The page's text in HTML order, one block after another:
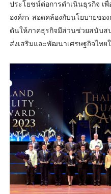
ประโยชน์ต่อการดำเนินธุรกิจ เ
องค์กร สอดคล้องกับนโยบายขอ
ดันให้ภาคธุรกิจมีส่วนช่วยสนับ
ส่งเสริมและพัฒนาเศรษฐกิจไทย